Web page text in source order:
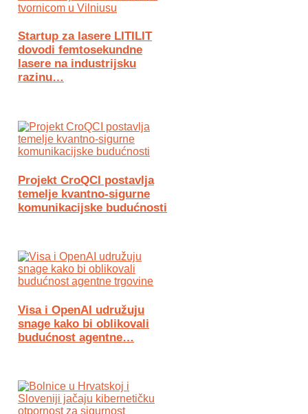
Startup za lasere LITILIT
dovodi femtosekundne
lasere na industrijsku
razinu…
Projekt CroQCI postavlja
temelje kvantno-sigurne
komunikacijske budućnosti
Visa i OpenAI udružuju
snage kako bi oblikovali
budućnost agentne…